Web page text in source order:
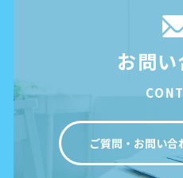
お問
ご質問・お問い合